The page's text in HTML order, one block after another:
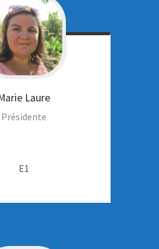
Laure
Présidente
E1